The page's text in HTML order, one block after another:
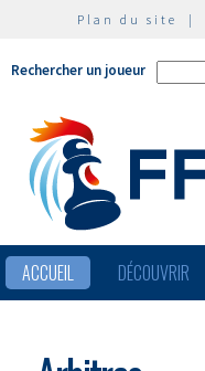
Plan du site |
Rechercher un joueur
ACCUEIL DÉCOUVRIR